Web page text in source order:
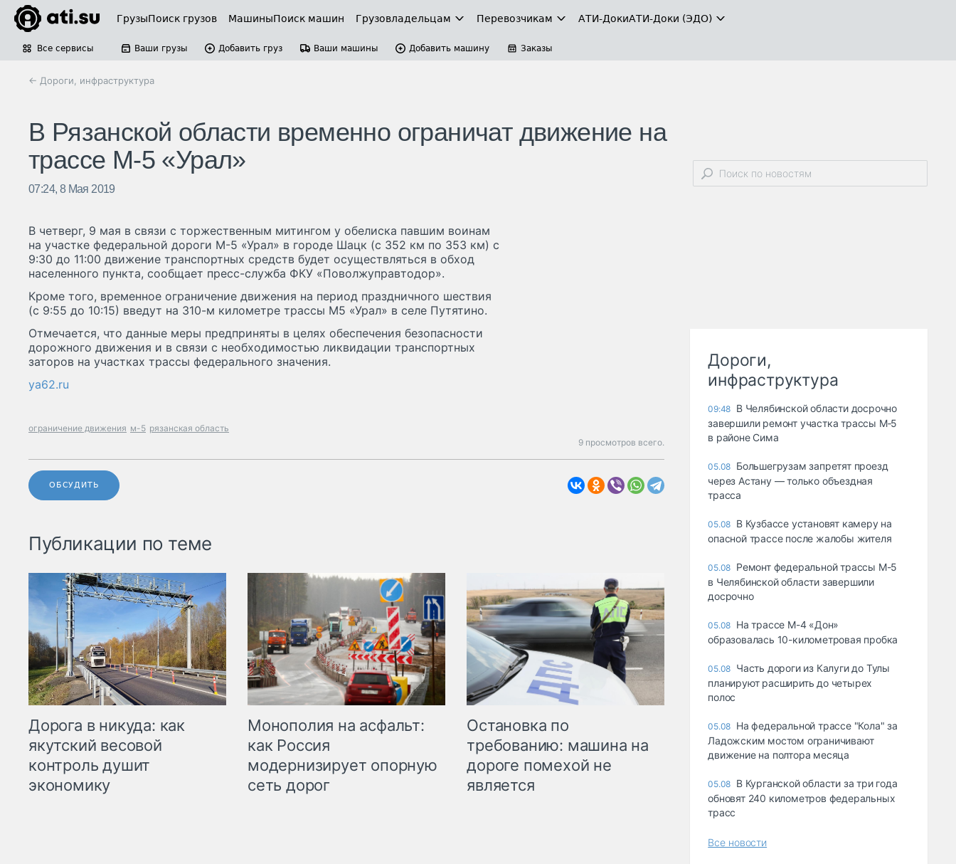
ГрузыПоиск грузов МашиныПоиск машин Грузовладельцам Перевозчикам АТИ-ДокиАТИ-Доки (ЭДО)
Все сервисы Ваши грузы Добавить груз Ваши машины Добавить машину Заказы
← Дороги, инфраструктура
В Рязанской области временно ограничат движение на
трассе М-5 «Урал»
07:24, 8 Мая 2019
В четверг, 9 мая в связи с торжественным митингом у обелиска павшим воинам
на участке федеральной дороги М-5 «Урал» в городе Шацк (с 352 км по 353 км) с
9:30 до 11:00 движение транспортных средств будет осуществляться в обход
населенного пункта, сообщает пресс-служба ФКУ «Поволжуправтодор».
Кроме того, временное ограничение движения на период праздничного шествия
(с 9:55 до 10:15) введут на 310-м километре трассы М5 «Урал» в селе Путятино.
Отмечается, что данные меры предприняты в целях обеспечения безопасности
дорожного движения и в связи с необходимостью ликвидации транспортных
заторов на участках трассы федерального значения.
ya62.ru
ограничение движения м-5 рязанская область
9 просмотров всего.
ОБСУДИТЬ
Публикации по теме
Дорога в никуда: как
якутский весовой
контроль душит
экономику
Монополия на асфальт:
как Россия
модернизирует опорную
сеть дорог
Остановка по
требованию: машина на
дороге помехой не
является
Дороги,
инфраструктура
09:48 В Челябинской области досрочно
завершили ремонт участка трассы М‑5
в районе Сима
05.08 Большегрузам запретят проезд
через Астану — только объездная
трасса
05.08 В Кузбассе установят камеру на
опасной трассе после жалобы жителя
05.08 Ремонт федеральной трассы М-5
в Челябинской области завершили
досрочно
05.08 На трассе М-4 «Дон»
образовалась 10-километровая пробка
05.08 Часть дороги из Калуги до Тулы
планируют расширить до четырех
полос
05.08 На федеральной трассе "Кола" за
Ладожским мостом ограничивают
движение на полтора месяца
05.08 В Курганской области за три года
обновят 240 километров федеральных
трасс
Все новости